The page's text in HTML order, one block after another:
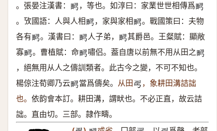
。張晏注漢書： 𤲮 ，等也。如淳曰：家業世世相傳爲𤲮
。攷國語：人與人相𤲮 ，家與家相𤲮 。戰國策曰：夫物
各有𤲮 。漢書曰： 𤲮 人子弟， 𤲮 其爵邑。王粲賦：顯敞
寡𤲮 。曹植賦：命𤲮 嘯侣。葢自唐以前無不用从田之𤲮
，絕無用从人之儔訓類者。此古今之變，不可不知也。
楊倞注荀卿乃云𤲮 當爲儔矣。 从田𢏚 ，象耕田溝詰詘
也。 依韵會本訂。耕田溝，謂畎也。不必正直，故云詰
詘。直由切。三部。隷作疇。